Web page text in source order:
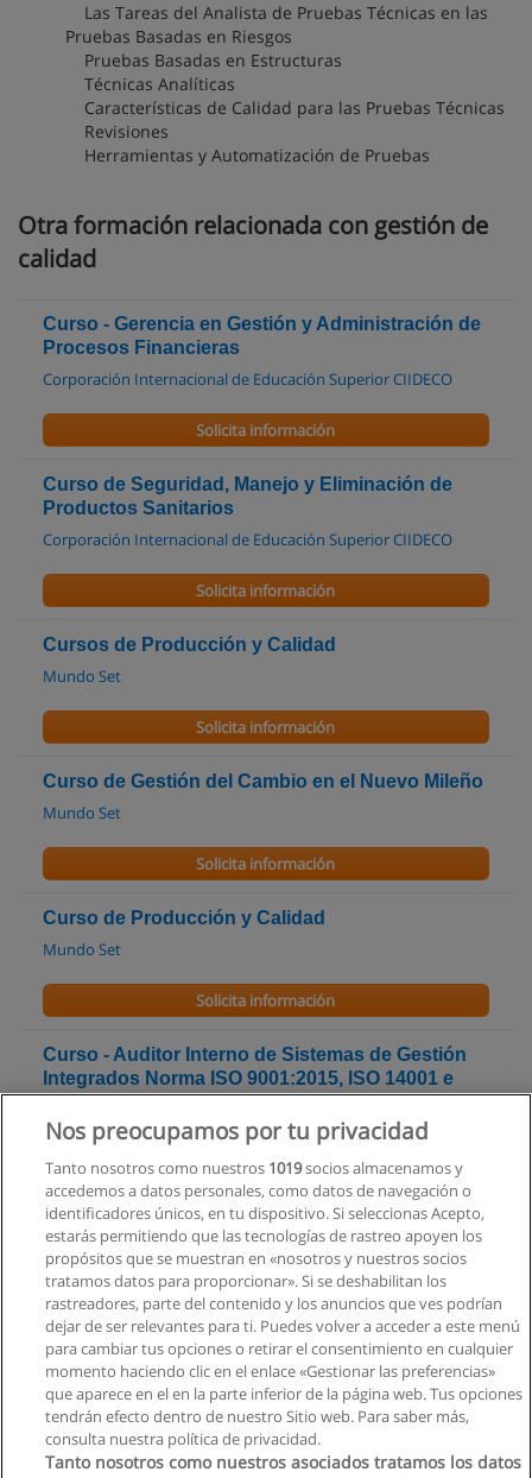
Las Tareas del Analista de Pruebas Técnicas en las
Pruebas Basadas en Riesgos
Pruebas Basadas en Estructuras
Técnicas Analíticas
Características de Calidad para las Pruebas Técnicas
Revisiones
Herramientas y Automatización de Pruebas
Otra formación relacionada con gestión de
calidad
Curso - Gerencia en Gestión y Administración de
Procesos Financieras
Corporación Internacional de Educación Superior CIIDECO
Solicita información
Curso de Seguridad, Manejo y Eliminación de
Productos Sanitarios
Corporación Internacional de Educación Superior CIIDECO
Solicita información
Cursos de Producción y Calidad
Mundo Set
Solicita información
Curso de Gestión del Cambio en el Nuevo Mileño
Mundo Set
Solicita información
Curso de Producción y Calidad
Mundo Set
Solicita información
Curso - Auditor Interno de Sistemas de Gestión
Integrados Norma ISO 9001:2015, ISO 14001 e
ISO 45001
Service Quality Ecuador (Capacitación & Asesoramiento
Solicita información
Curso de Seguridad Alimentaria para Personal
Operativa en Base a Competencias Laborales
Centro de Capacitación Turistica
Solicita información
Nos preocupamos por tu privacidad
Tanto nosotros como nuestros 1019socios almacenamos y
accedemos a datos personales, como datos de navegación o
identificadores únicos, en tu dispositivo. Si seleccionas Acepto,
estarás permitiendo que las tecnologías de rastreo apoyen los
propósitos que se muestran en «nosotros y nuestros socios
tratamos datos para proporcionar». Si se deshabilitan los
rastreadores, parte del contenido y los anuncios que ves podrían
dejar de ser relevantes para ti. Puedes volver a acceder a este menú
para cambiar tus opciones o retirar el consentimiento en cualquier
momento haciendo clic en el enlace «Gestionar las preferencias»
que aparece en el en la parte inferior de la página web. Tus opciones
tendrán efecto dentro de nuestro Sitio web. Para saber más,
consulta nuestra política de privacidad.
Tanto nosotros como nuestros asociados tratamos los datos